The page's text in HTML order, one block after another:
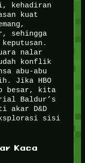
kehadiran
kuat
sehingga
nalar
konflik
abu-abu
Jika HBO
besar, kita
Baldur’s
akar D&D
sisi
Kaca